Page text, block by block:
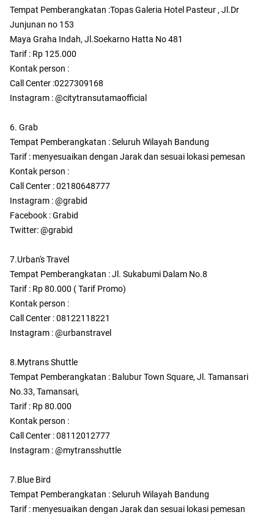
Tempat Pemberangkatan :Topas Galeria Hotel Pasteur , Jl.Dr
Junjunan no 153
Maya Graha Indah, Jl.Soekarno Hatta No 481
Tarif : Rp 125.000
Kontak person :
Call Center :0227309168
Instagram : @citytransutamaofficial
6. Grab
Tempat Pemberangkatan : Seluruh Wilayah Bandung
Tarif : menyesuaikan dengan Jarak dan sesuai lokasi pemesan
Kontak person :
Call Center : 02180648777
Instagram : @grabid
Facebook : Grabid
Twitter: @grabid
7.Urban's Travel
Tempat Pemberangkatan : Jl. Sukabumi Dalam No.8
Tarif : Rp 80.000 ( Tarif Promo)
Kontak person :
Call Center : 08122118221
Instagram : @urbanstravel
8.Mytrans Shuttle
Tempat Pemberangkatan : Balubur Town Square, Jl. Tamansari
No.33, Tamansari,
Tarif : Rp 80.000
Kontak person :
Call Center : 08112012777
Instagram : @mytransshuttle
7.Blue Bird
Tempat Pemberangkatan : Seluruh Wilayah Bandung
Tarif : menyesuaikan dengan Jarak dan sesuai lokasi pemesan